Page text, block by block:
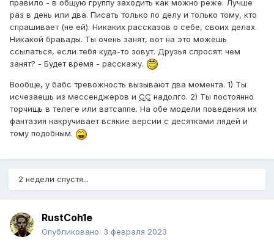
правило - в общую группу заходить как можно реже. Лучше
раз в день или два. Писать только по делу и только тому, кто
спрашивает (не ей). Никаких рассказов о себе, своих делах.
Никакой бравады. Ты очень занят, вот на это можешь
ссылаться, если тебя куда-то зовут. Друзья спросят: чем
занят? - Будет время - расскажу.
Вообще, у бабс тревожность вызывают два момента. 1) Ты
исчезаешь из мессенджеров и СС надолго. 2) Ты постоянно
торчищь в телеге или ватсаппе. На обе модели поведения их
фантазия накручивает всякие версии с десятками лядей и
тому подобным.
2 недели спустя...
RustCoh1e
Опубликовано: 3 февраля 2023